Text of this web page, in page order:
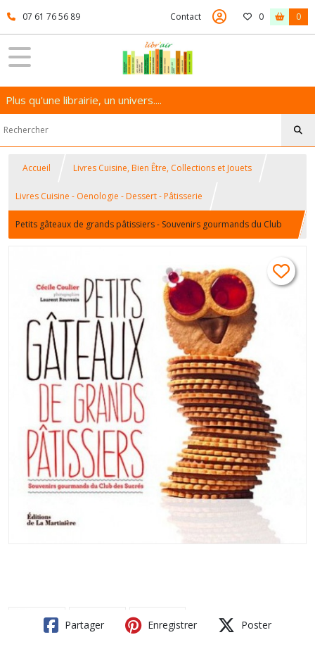
07 61 76 56 89 Contact 0 0
Plus qu'une librairie, un univers....
Accueil Livres Cuisine, Bien Être, Collections et Jouets
Livres Cuisine - Oenologie - Dessert - Pâtisserie
Petits gâteaux de grands pâtissiers - Souvenirs gourmands du Club
Partager Enregistrer Poster